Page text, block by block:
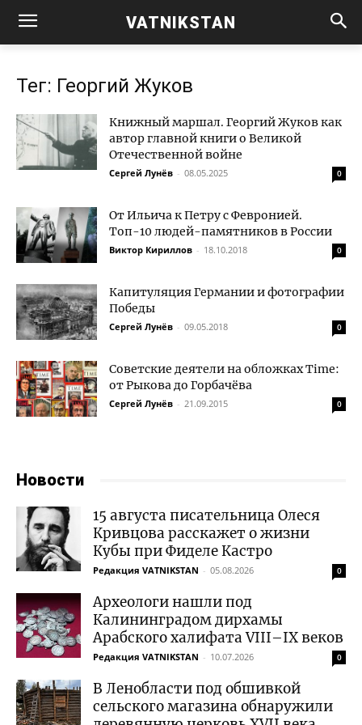
VATNIKSTAN
Тег: Георгий Жуков
Книжный маршал. Георгий Жуков как
автор главной книги о Великой
Отечественной войне
Сергей Лунёв - 08.05.2025 0
От Ильича к Петру с Февронией.
Топ-10 людей-памятников в России
Виктор Кириллов - 18.10.2018 0
Капитуляция Германии и фотографии
Победы
Сергей Лунёв - 09.05.2018 0
Советские деятели на обложках Time:
от Рыкова до Горбачёва
Сергей Лунёв - 21.09.2015 0
Новости
15 августа писательница Олеся
Кривцова расскажет о жизни
Кубы при Фиделе Кастро
Редакция VATNIKSTAN - 05.08.2026 0
Археологи нашли под
Калининградом дирхамы
Арабского халифата VIII–IX веков
Редакция VATNIKSTAN - 10.07.2026 0
В Ленобласти под обшивкой
сельского магазина обнаружили